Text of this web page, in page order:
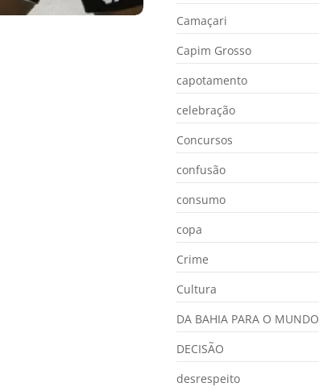
Camaçari
Capim Grosso
capotamento
celebração
Concursos
confusão
consumo
copa
Crime
Cultura
DA BAHIA PARA O MUNDO
DECISÃO
desrespeito